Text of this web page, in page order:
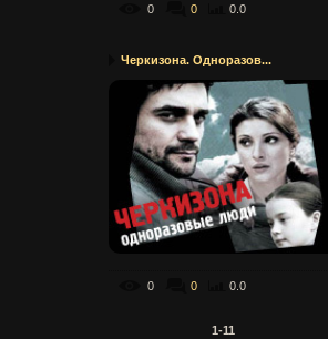
0 0 0.0
Черкизона. Одноразов...
0 0 0.0
1-11